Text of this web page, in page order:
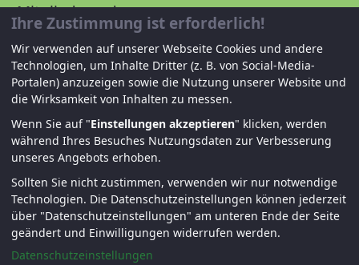
Mitglied werden
Spenden und helfen
© KJF Regensburg – Alle Rechte vorbehalten. |
Fernwartung|Anmelden
Ihre Zustimmung ist erforderlich!
Wir verwenden auf unserer Webseite Cookies und andere
Technologien, um Inhalte Dritter (z. B. von Social-Media-
Portalen) anzuzeigen sowie die Nutzung unserer Website und
die Wirksamkeit von Inhalten zu messen.
Wenn Sie auf "Einstellungen akzeptieren" klicken, werden
während Ihres Besuches Nutzungsdaten zur Verbesserung
unseres Angebots erhoben.
Sollten Sie nicht zustimmen, verwenden wir nur notwendige
Technologien. Die Datenschutzeinstellungen können jederzeit
über "Datenschutzeinstellungen" am unteren Ende der Seite
geändert und Einwilligungen widerrufen werden.
Datenschutzeinstellungen